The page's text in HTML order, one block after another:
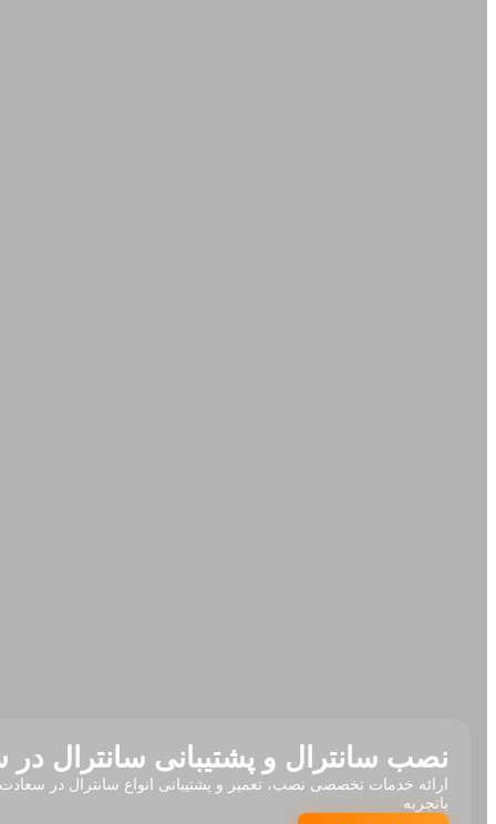
نصب سانترال و پشتیبانی سانترال در
ارائه خدمات تخصصی نصب، تعمیر و پشتیبانی انواع سانترال در
باتجربه